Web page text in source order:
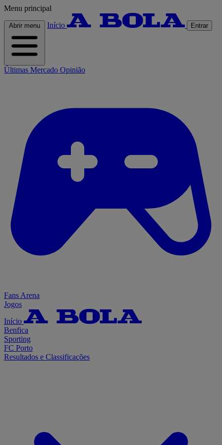
Menu principal
Abrir menu Início Entrar
Últimas Mercado Opinião
Fans Arena
Jogos
Início
Benfica
Sporting
FC Porto
Resultados e Classificações